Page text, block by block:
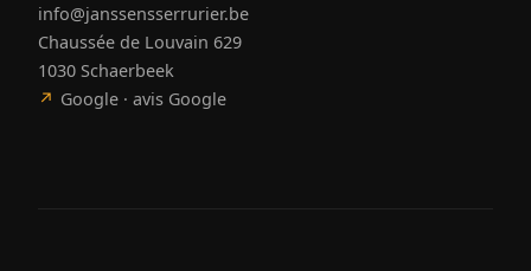
info@janssensserrurier.be
Chaussée de Louvain 629
1030 Schaerbeek
↗ Google · avis Google